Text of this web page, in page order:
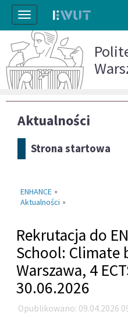
Toggle
navigation
Aktualności
Strona startowa
ENHANCE »
Aktualności »
Rekrutacja do
School: Climate
Warszawa, 4
30.06.2026
Opublikowano: 09.04.2026